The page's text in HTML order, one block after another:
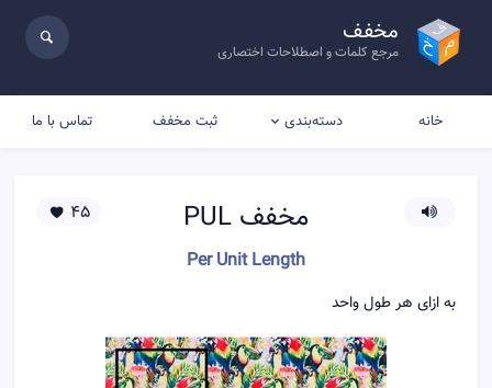
مخفف
مرجع کلمات و اصطلاحات اختصاری
خانه دسته‌بندی ثبت مخفف تماس با ما
مخفف PUL
Per Unit Length
45
به ازای هر طول واحد